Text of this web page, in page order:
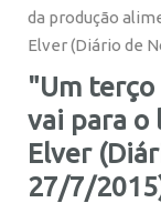
da produção
Elver (Diário de
"Um
vai para o
Elver
27/7/